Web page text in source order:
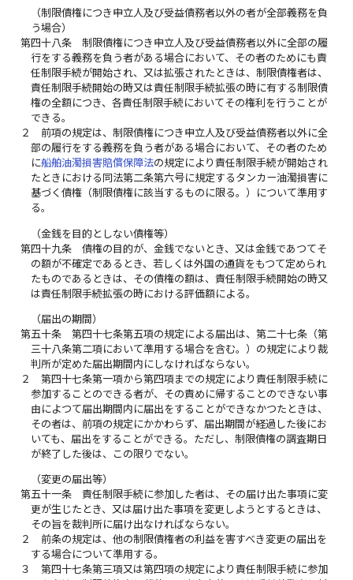
（制限債権につき申立人及び受益債務者以外の者が全部義務を負
う場合）
第四十八条
制限債権につき申立人及び受益債務者以外に全部の履
行をする義務を負う者がある場合において、その者のためにも責
任制限手続が開始され、又は拡張されたときは、制限債権者は、
責任制限手続開始の時又は責任制限手続拡張の時に有する制限債
権の全額につき、各責任制限手続においてその権利を行うことが
できる。
２
前項の規定は、制限債権につき申立人及び受益債務者以外に全
部の履行をする義務を負う者がある場合において、その者のため
に船舶油濁損害賠償保障法の規定により責任制限手続が開始され
たときにおける同法第二条第六号に規定するタンカー油濁損害に
基づく債権（制限債権に該当するものに限る。）について準用す
る。
（金銭を目的としない債権等）
第四十九条
債権の目的が、金銭でないとき、又は金銭であつてそ
の額が不確定であるとき、若しくは外国の通貨をもつて定められ
たものであるときは、その債権の額は、責任制限手続開始の時又
は責任制限手続拡張の時における評価額による。
（届出の期間）
第五十条
第四十七条第五項の規定による届出は、第二十七条（第
三十八条第二項において準用する場合を含む。）の規定により裁
判所が定めた届出期間内にしなければならない。
２
第四十七条第一項から第四項までの規定により責任制限手続に
参加することのできる者が、その責めに帰することのできない事
由によつて届出期間内に届出をすることができなかつたときは、
その者は、前項の規定にかかわらず、届出期間が経過した後にお
いても、届出をすることができる。ただし、制限債権の調査期日
が終了した後は、この限りでない。
（変更の届出等）
第五十一条
責任制限手続に参加した者は、その届け出た事項に変
更が生じたとき、又は届け出た事項を変更しようとするときは、
その旨を裁判所に届け出なければならない。
２
前条の規定は、他の制限債権者の利益を害すべき変更の届出を
する場合について準用する。
３
第四十七条第三項又は第四項の規定により責任制限手続に参加